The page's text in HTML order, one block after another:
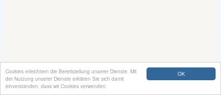
OK
Cookies erleichtern die Bereitstellung unserer Dienste. Mit
der Nutzung unserer Dienste erklären Sie sich damit
einverstanden, dass wir Cookies verwenden.